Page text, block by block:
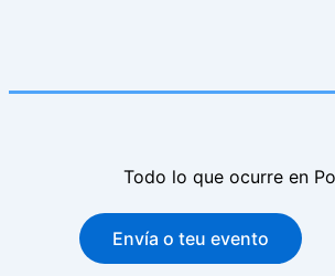
Todo lo que ocurre en
Envía o teu evento